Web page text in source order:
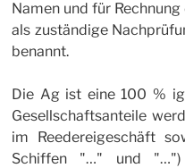
Namen und für
als zuständige
benannt.
Die Ag ist eine 100 %
Gesellschaftsanteile
im Reedereigeschäft
Schiffen "…" und